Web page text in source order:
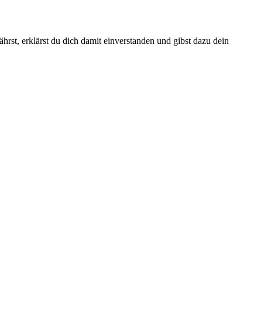
erklärst du dich damit einverstanden und gibst dazu dein